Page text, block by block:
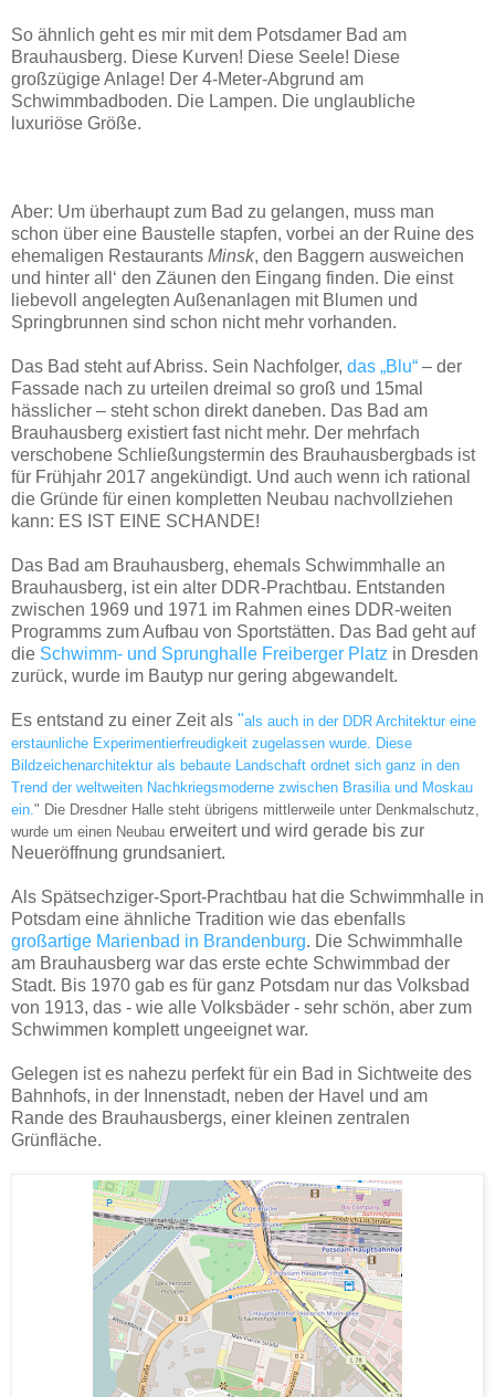
So ähnlich geht es mir mit dem Potsdamer Bad am
Brauhausberg. Diese Kurven! Diese Seele! Diese
großzügige Anlage! Der 4-Meter-Abgrund am
Schwimmbadboden. Die Lampen. Die unglaubliche
luxuriöse Größe.
Aber: Um überhaupt zum Bad zu gelangen, muss man
schon über eine Baustelle stapfen, vorbei an der Ruine des
ehemaligen Restaurants Minsk, den Baggern ausweichen
und hinter all‘ den Zäunen den Eingang finden. Die einst
liebevoll angelegten Außenanlagen mit Blumen und
Springbrunnen sind schon nicht mehr vorhanden.
Das Bad steht auf Abriss. Sein Nachfolger, das „Blu“ – der
Fassade nach zu urteilen dreimal so groß und 15mal
hässlicher – steht schon direkt daneben. Das Bad am
Brauhausberg existiert fast nicht mehr. Der mehrfach
verschobene Schließungstermin des Brauhausbergbads ist
für Frühjahr 2017 angekündigt. Und auch wenn ich rational
die Gründe für einen kompletten Neubau nachvollziehen
kann: ES IST EINE SCHANDE!
Das Bad am Brauhausberg, ehemals Schwimmhalle an
Brauhausberg, ist ein alter DDR-Prachtbau. Entstanden
zwischen 1969 und 1971 im Rahmen eines DDR-weiten
Programms zum Aufbau von Sportstätten. Das Bad geht auf
die Schwimm- und Sprunghalle Freiberger Platz in Dresden
zurück, wurde im Bautyp nur gering abgewandelt.
Es entstand zu einer Zeit als "als auch in der DDR Architektur eine
erstaunliche Experimentierfreudigkeit zugelassen wurde. Diese
Bildzeichenarchitektur als bebaute Landschaft ordnet sich ganz in den
Trend der weltweiten Nachkriegsmoderne zwischen Brasilia und Moskau
ein." Die Dresdner Halle steht übrigens mittlerweile unter Denkmalschutz,
wurde um einen Neubau erweitert und wird gerade bis zur
Neueröffnung grundsaniert.
Als Spätsechziger-Sport-Prachtbau hat die Schwimmhalle in
Potsdam eine ähnliche Tradition wie das ebenfalls
großartige Marienbad in Brandenburg. Die Schwimmhalle
am Brauhausberg war das erste echte Schwimmbad der
Stadt. Bis 1970 gab es für ganz Potsdam nur das Volksbad
von 1913, das - wie alle Volksbäder - sehr schön, aber zum
Schwimmen komplett ungeeignet war.
Gelegen ist es nahezu perfekt für ein Bad in Sichtweite des
Bahnhofs, in der Innenstadt, neben der Havel und am
Rande des Brauhausbergs, einer kleinen zentralen
Grünfläche.